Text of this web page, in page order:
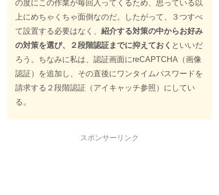
の度にこの作業が毎回入ってくるため、思っている以
上にめちゃくちゃ面倒なのだ。したがって、３つすべ
て設置する必要はなく、 紹介する対策の中からお好み
の対策を選び、２段階認証までに抑えておく といいだ
ろう。ちなみに私は、認証画面にreCAPTCHA（画像
認証）を追加し、その直後にワンタイムパスワードを
請求する２段階認証（アイキャッチ参照）にしてい
る。
スポンサーリンク